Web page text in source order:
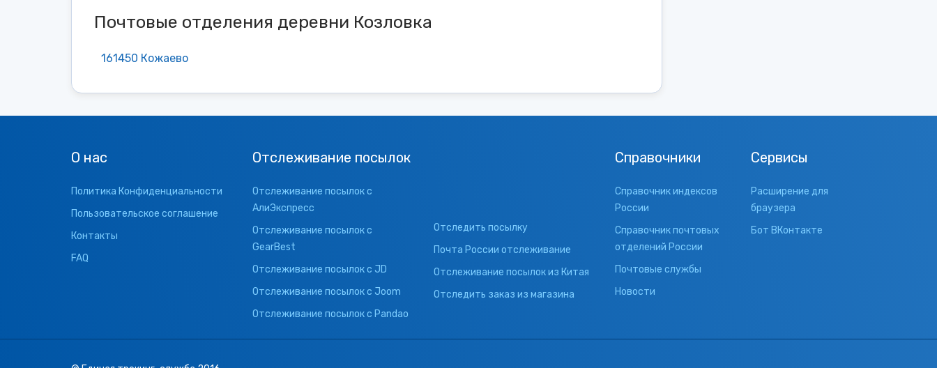
Почтовые отделения деревни Козловка
161450 Кожаево
О нас
Политика Конфиденциальности
Пользовательское соглашение
Контакты
FAQ
Отслеживание посылок
Отслеживание посылок с
АлиЭкспресс
Отслеживание посылок с
GearBest
Отслеживание посылок с JD
Отслеживание посылок с Joom
Отслеживание посылок с Pandao
Отследить посылку
Почта России отслеживание
Отслеживание посылок из Китая
Отследить заказ из магазина
Справочники
Справочник индексов
России
Справочник почтовых
отделений России
Почтовые службы
Новости
Сервисы
Расширение для
браузера
Бот ВКонтакте